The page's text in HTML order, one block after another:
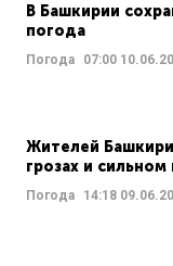
В Башкирии
погода
Погода 07:00
Жителей
грозах и сильном
Погода 14:18